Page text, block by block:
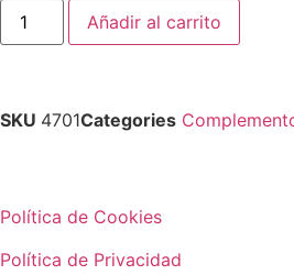
Añadir al carrito
SKU 4701Categories
Política de Cookies
Política de Privacidad